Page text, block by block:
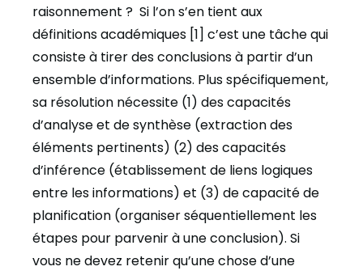
raisonnement ? Si l’on s’en tient aux
définitions académiques [1] c’est une tâche qui
consiste à tirer des conclusions à partir d’un
ensemble d’informations. Plus spécifiquement,
sa résolution nécessite (1) des capacités
d’analyse et de synthèse (extraction des
éléments pertinents) (2) des capacités
d’inférence (établissement de liens logiques
entre les informations) et (3) de capacité de
planification (organiser séquentiellement les
étapes pour parvenir à une conclusion). Si
vous ne devez retenir qu’une chose d’une